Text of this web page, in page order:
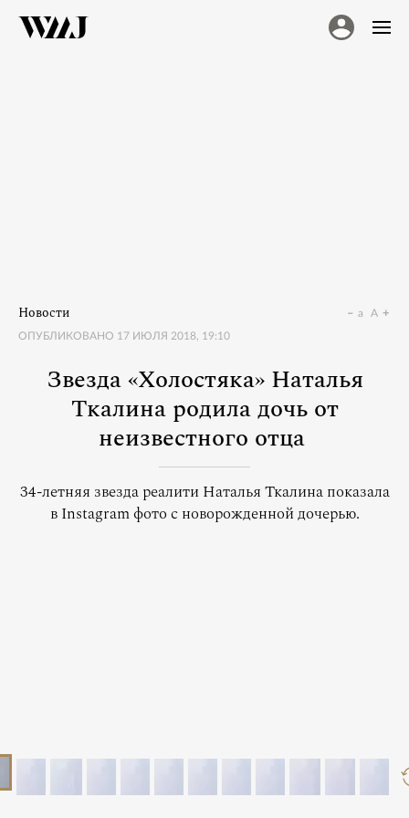
Новости
ОПУБЛИКОВАНО 17 ИЮЛЯ 2018, 19:10
a A
Звезда «Холостяка» Наталья
Ткалина родила дочь от
неизвестного отца
34-летняя звезда реалити Наталья Ткалина показала
в Instagram фото с новорожденной дочерью.